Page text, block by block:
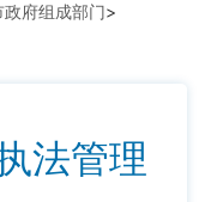
政府组成部门>
法管理